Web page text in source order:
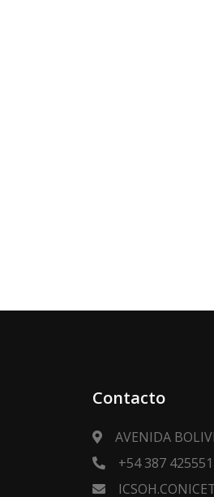
Contacto
AVENIDA
+54 387